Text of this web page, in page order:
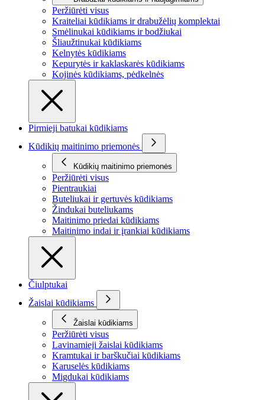
Peržiūrėti visus
Kraiteliai kūdikiams ir drabužėlių komplektai
Smėlinukai kūdikiams ir bodžiukai
Šliaužtinukai kūdikiams
Kelnytės kūdikiams
Kepurytės ir kaklaskarės kūdikiams
Kojinės kūdikiams, pėdkelnės
Pirmieji batukai kūdikiams
Kūdikių maitinimo priemonės
Kūdikių maitinimo priemonės
Peržiūrėti visus
Pientraukiai
Buteliukai ir gertuvės kūdikiams
Žindukai buteliukams
Maitinimo priedai kūdikiams
Maitinimo indai ir įrankiai kūdikiams
Čiulptukai
Žaislai kūdikiams
Žaislai kūdikiams
Peržiūrėti visus
Lavinamieji žaislai kūdikiams
Kramtukai ir barškučiai kūdikiams
Karuselės kūdikiams
Migdukai kūdikiams